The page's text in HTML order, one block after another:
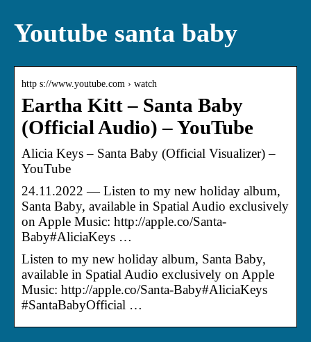
Youtube santa baby
http s://www.youtube.com › watch
Eartha Kitt – Santa Baby
(Official Audio) – YouTube
Alicia Keys – Santa Baby (Official Visualizer) –
YouTube
24.11.2022 — Listen to my new holiday album,
Santa Baby, available in Spatial Audio exclusively
on Apple Music: http://apple.co/Santa-
Baby#AliciaKeys …
Listen to my new holiday album, Santa Baby,
available in Spatial Audio exclusively on Apple
Music: http://apple.co/Santa-Baby#AliciaKeys
#SantaBabyOfficial …